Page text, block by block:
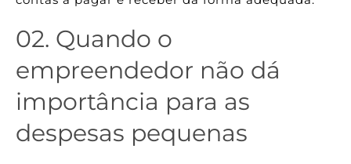
02. Quando o
empreendedor não dá
importância para as
despesas pequenas